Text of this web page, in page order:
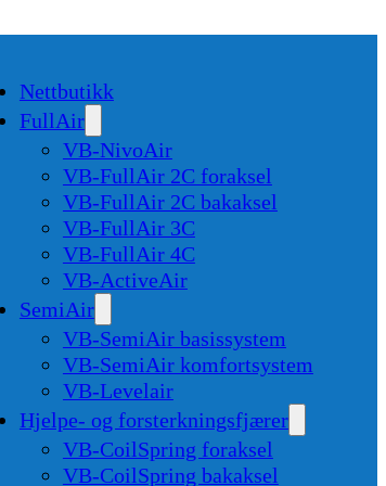
Nettbutikk
FullAir
VB-NivoAir
VB-FullAir 2C foraksel
VB-FullAir 2C bakaksel
VB-FullAir 3C
VB-FullAir 4C
VB-ActiveAir
SemiAir
VB-SemiAir basissystem
VB-SemiAir komfortsystem
VB-Levelair
Hjelpe- og forsterkningsfjærer
VB-CoilSpring foraksel
VB-CoilSpring bakaksel